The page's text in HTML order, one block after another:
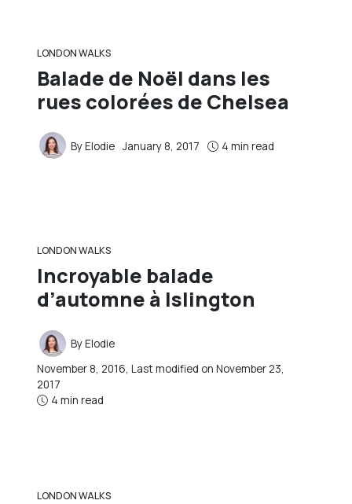
LONDON WALKS
Balade de Noël dans les
rues colorées de Chelsea
ByElodie January 8, 2017 4 min read
LONDON WALKS
Incroyable balade
d’automne à Islington
ByElodie
November 8, 2016, Last modified onNovember 23,
2017
4 min read
LONDON WALKS